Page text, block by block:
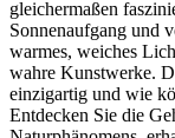
gleichermaßen
Sonnenaufgang und
warmes, weiches
wahre Kunstwerke.
einzigartig und wie
Entdecken Sie die